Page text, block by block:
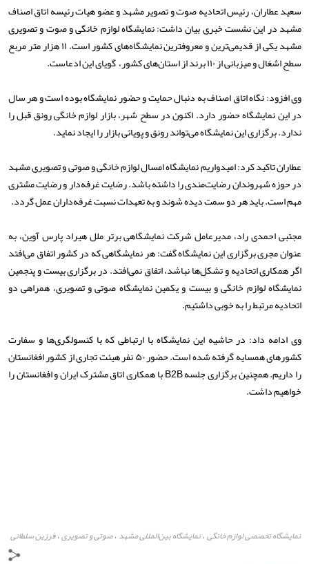
سعید عطاران، رئیس اتحادیه صوت و تصویر مشهد و عضو هیات رئیسه اتاق اصناف
مشهد در این نشست خبری بیان داشت: نمایشگاه لوازم خانگی و صوت و تصویری
مشهد یکی از قدیمی‌ترین و معروفترین نمایشگاه‌های کشور است. ۱۱ هزار متر مربع
سطح اشغال و میزبانی از ۱۱۰ برند از استان‌های کشور، گویای این ادعاست.
وی افزود: نگاه اتاق اصناف به دنبال حمایت و حضور نمایشگاه بوده است و هر سال
در این نمایشگاه حضور دارد. اکنون در سطح شهر، بازار لوازم خانگی رونق قبل را
ندارد. برگزاری این نمایشگاه می‌تواند رونق و پویائی بازار را ایجاد نماید.
عطاران تاکید کرد: امیدواریم نمایشگاه امسال لوازم خانگی و صوتی و تصویری مشهد
در حوزه شهروندان رضایت‌مندی را داشته باشد. رضایت غرفه‌دار و رضایت مشتری
مهم است. باید هر دو سمت دیده شوند و به تعهدات نسبت غرفه‌داران عمل گردد.
مجتبی احمدی راد، مدیرعامل شرکت نمایشگاهی برتر ملل هیراد پارس آوین، به
عنوان مجری برگزاری این نمایشگاه گفت: هر نمایشگاهی که در کشور اتفاق می‌افتد
اگر همکاری اتحادیه و تشکل‌ها نباشد، اتفاق نمی‌افتد. در برگزاری بیست و پنجمین
نمایشگاه لوازم خانگی و بیست و یکمین نمایشگاه صوتی و تصویری، همراهی دو
اتحادیه مرتبط را به خوبی داشتیم.
وی ادامه داد: در حاشیه این نمایشگاه با ارتباطی که با کنسولگری‌ها و سفارت
کشورهای همسایه گرفته شده است. حضور ۵۰ نفر هیئت تجاری از کشور افغانستان
را داریم. همچنین برگزاری جلسه B2B با همکاری اتاق مشترک ایران و افغانستان را
خواهیم داشت.
نمایشگاه تخصصی لوازم خانگی،نمایشگاه بین‌المللی مشهد ،صوتی و تصویری،فرزین سلطانی